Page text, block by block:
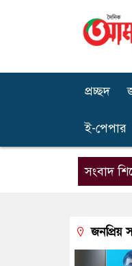
প্রচ্ছদ
ই-পেপার
সংবাদ
চিকিৎসক, লাইসেন্স
জনপ্রিয়